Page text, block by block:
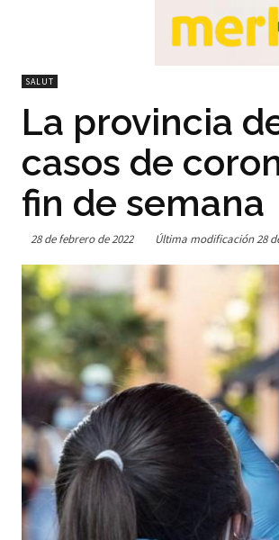
SALUT
La provincia
casos de
fin de semana
28 de febrero de 2022 Última modificación28